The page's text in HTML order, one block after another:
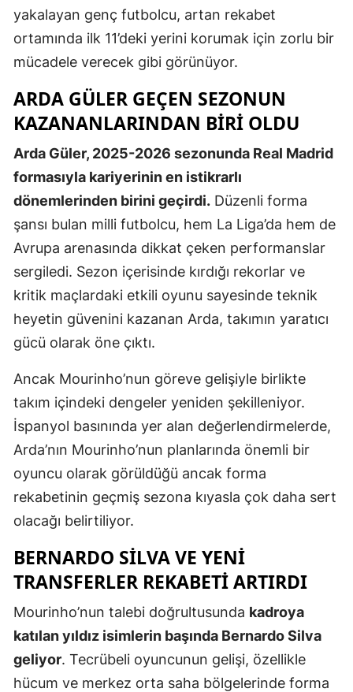
Hatay
Isparta
İstanbul
İzmir
Kars
Kastamonu
Kırklareli
Kırşehir
Kocaeli
Kütahya
Mardin
Muğla
yakalayan genç futbolcu, artan rekabet
ortamında ilk 11’deki yerini korumak için zorlu bir
mücadele verecek gibi görünüyor.
ARDA GÜLER GEÇEN SEZONUN
KAZANANLARINDAN BIRI OLDU
Arda Güler, 2025-2026 sezonunda Real Madrid
formasıyla kariyerinin en istikrarlı
dönemlerinden birini geçirdi. Düzenli forma
şansı bulan milli futbolcu, hem La Liga’da hem de
Avrupa arenasında dikkat çeken performanslar
sergiledi. Sezon içerisinde kırdığı rekorlar ve
kritik maçlardaki etkili oyunu sayesinde teknik
heyetin güvenini kazanan Arda, takımın yaratıcı
gücü olarak öne çıktı.
Ancak Mourinho’nun göreve gelişiyle birlikte
takım içindeki dengeler yeniden şekilleniyor.
İspanyol basınında yer alan değerlendirmelerde,
Arda’nın Mourinho’nun planlarında önemli bir
oyuncu olarak görüldüğü ancak forma
rekabetinin geçmiş sezona kıyasla çok daha sert
olacağı belirtiliyor.
BERNARDO SILVA VE YENI
TRANSFERLER REKABETI ARTIRDI
Mourinho’nun talebi doğrultusunda kadroya
katılan yıldız isimlerin başında Bernardo Silva
geliyor. Tecrübeli oyuncunun gelişi, özellikle
hücum ve merkez orta saha bölgelerinde forma